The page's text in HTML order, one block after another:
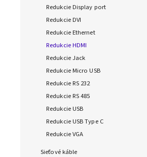
Redukcie Display port
Redukcie DVI
Redukcie Ethernet
Redukcie HDMI
Redukcie Jack
Redukcie Micro USB
Redukcie RS 232
Redukcie RS 485
Redukcie USB
Redukcie USB Type C
Redukcie VGA
Sieťové káble